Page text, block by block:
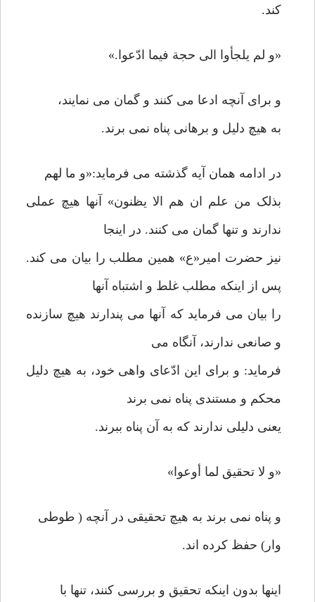
کند.
«و لم یلجأوا الی حجة فیما ادّعوا.»
و برای آنچه ادعا می کنند و گمان می نمایند،
به هیچ دلیل و برهانی پناه نمی برند.
در ادامه همان آیه گذشته می فرماید:«و ما لهم
بذلک من علم ان هم الا یظنون» آنها هیچ عملی
ندارند و تنها گمان می کنند. در اینجا
نیز حضرت امیر«ع» همین مطلب را بیان می کند.
پس از اینکه مطلب غلط و اشتباه آنها
را بیان می فرماید که آنها می پندارند هیچ سازنده
و صانعی ندارند، آنگاه می
فرماید: و برای این ادّعای واهی خود، به هیچ دلیل
محکم و مستندی پناه نمی برند
یعنی دلیلی ندارند که به آن پناه ببرند.
«و لا تحقیق لما أوعوا»
و پناه نمی برند به هیچ تحقیقی در آنچه ( طوطی
وار) حفظ کرده اند.
اینها بدون اینکه تحقیق و بررسی کنند، تنها با